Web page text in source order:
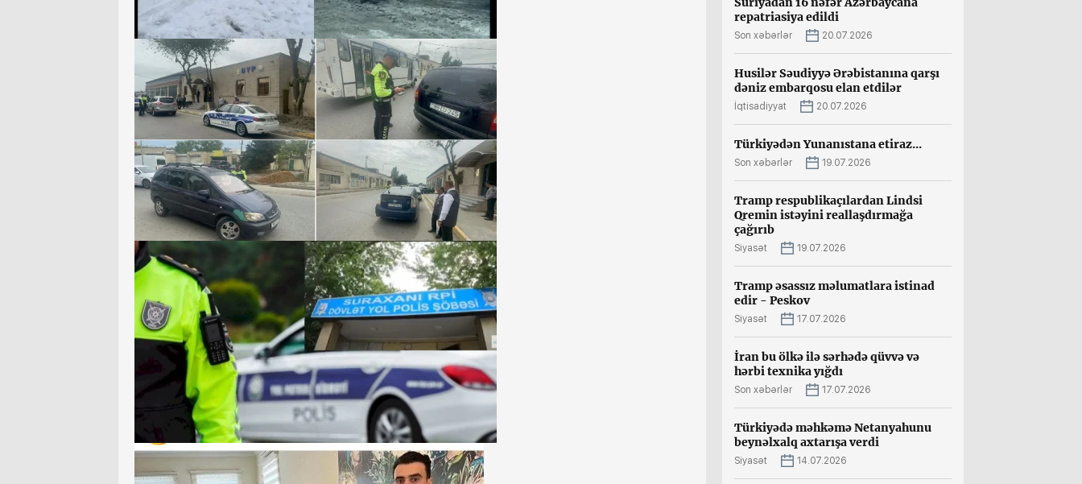
repatriasiya edildi
Son xəbərlər 20.07.2026
Husilər Səudiyyə Ərəbistanına qarşı
dəniz embarqosu elan etdilər
İqtisadiyyat 20.07.2026
Türkiyədən Yunanıstana etiraz...
Son xəbərlər 19.07.2026
Tramp respublikaçılardan Lindsi
Qremin istəyini reallaşdırmağa
çağırıb
Siyasət 19.07.2026
Tramp əsassız məlumatlara istinad
edir - Peskov
Siyasət 17.07.2026
İran bu ölkə ilə sərhədə qüvvə və
hərbi texnika yığdı
Son xəbərlər 17.07.2026
Türkiyədə məhkəmə Netanyahunu
beynəlxalq axtarışa verdi
Siyasət 14.07.2026